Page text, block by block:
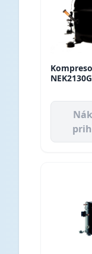
Kompresor